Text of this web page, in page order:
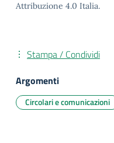
Attribuzione 4.0 Italia.
Stampa / Condividi
Argomenti
Circolari e comunicazioni